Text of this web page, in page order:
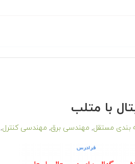
با متلب
بندی مستقل, مهندسی برق, مهندسی کنترل,